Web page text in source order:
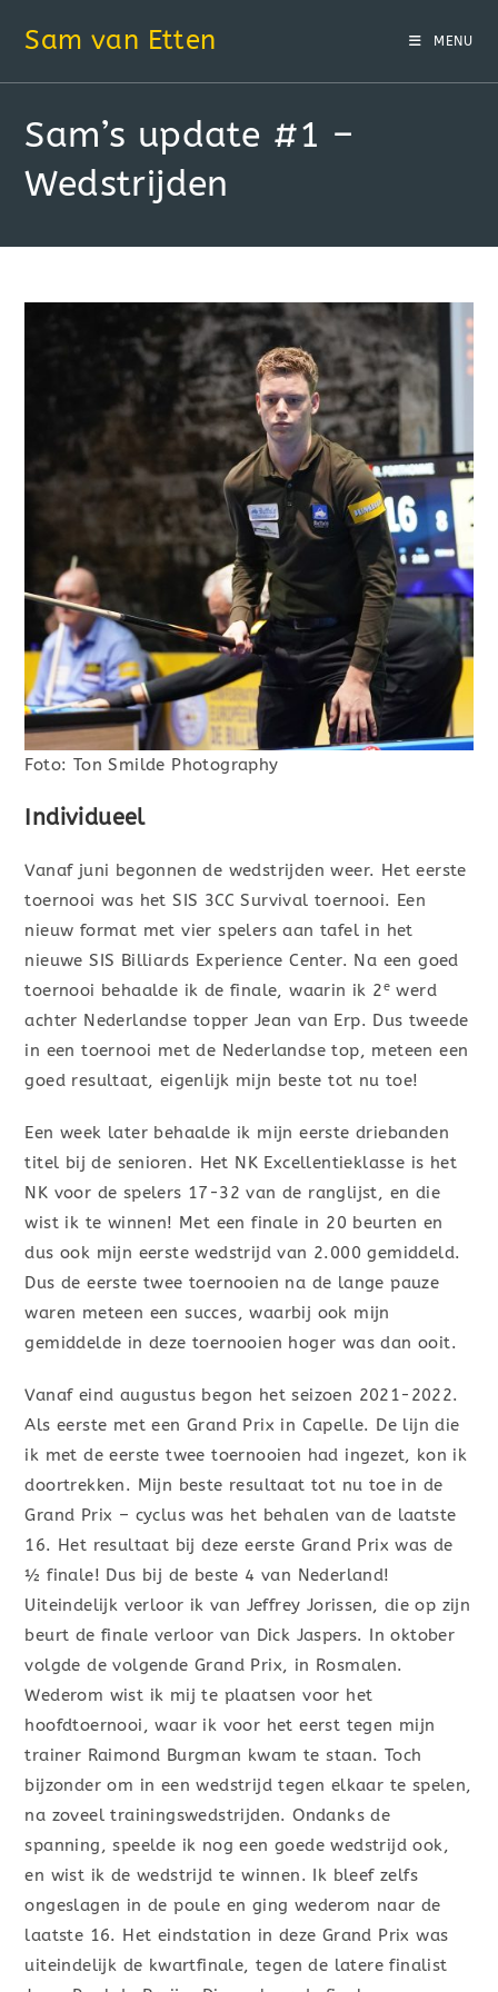
Sam van Etten MENU
Sam’s update #1 –
Wedstrijden
Foto: Ton Smilde Photography
Individueel
Vanaf juni begonnen de wedstrijden weer. Het eerste
toernooi was het SIS 3CC Survival toernooi. Een
nieuw format met vier spelers aan tafel in het
nieuwe SIS Billiards Experience Center. Na een goed
toernooi behaalde ik de finale, waarin ik 2e werd
achter Nederlandse topper Jean van Erp. Dus tweede
in een toernooi met de Nederlandse top, meteen een
goed resultaat, eigenlijk mijn beste tot nu toe!
Een week later behaalde ik mijn eerste driebanden
titel bij de senioren. Het NK Excellentieklasse is het
NK voor de spelers 17-32 van de ranglijst, en die
wist ik te winnen! Met een finale in 20 beurten en
dus ook mijn eerste wedstrijd van 2.000 gemiddeld.
Dus de eerste twee toernooien na de lange pauze
waren meteen een succes, waarbij ook mijn
gemiddelde in deze toernooien hoger was dan ooit.
Vanaf eind augustus begon het seizoen 2021-2022.
Als eerste met een Grand Prix in Capelle. De lijn die
ik met de eerste twee toernooien had ingezet, kon ik
doortrekken. Mijn beste resultaat tot nu toe in de
Grand Prix – cyclus was het behalen van de laatste
16. Het resultaat bij deze eerste Grand Prix was de
½ finale! Dus bij de beste 4 van Nederland!
Uiteindelijk verloor ik van Jeffrey Jorissen, die op zijn
beurt de finale verloor van Dick Jaspers. In oktober
volgde de volgende Grand Prix, in Rosmalen.
Wederom wist ik mij te plaatsen voor het
hoofdtoernooi, waar ik voor het eerst tegen mijn
trainer Raimond Burgman kwam te staan. Toch
bijzonder om in een wedstrijd tegen elkaar te spelen,
na zoveel trainingswedstrijden. Ondanks de
spanning, speelde ik nog een goede wedstrijd ook,
en wist ik de wedstrijd te winnen. Ik bleef zelfs
ongeslagen in de poule en ging wederom naar de
laatste 16. Het eindstation in deze Grand Prix was
uiteindelijk de kwartfinale, tegen de latere finalist